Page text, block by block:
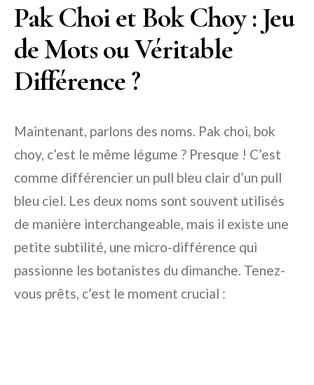
Pak Choi et Bok Choy : Jeu
de Mots ou Véritable
Différence ?
Maintenant, parlons des noms. Pak choi, bok
choy, c’est le même légume ? Presque ! C’est
comme différencier un pull bleu clair d’un pull
bleu ciel. Les deux noms sont souvent utilisés
de manière interchangeable, mais il existe une
petite subtilité, une micro-différence qui
passionne les botanistes du dimanche. Tenez-
vous prêts, c’est le moment crucial :